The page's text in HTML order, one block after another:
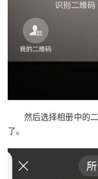
然后选择相册中的
了。